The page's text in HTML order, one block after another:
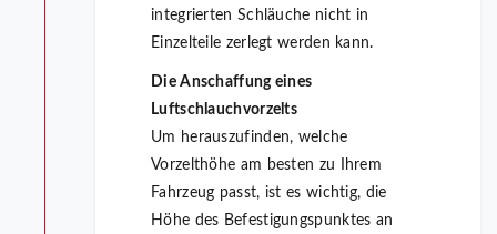
integrierten Schläuche nicht in
Einzelteile zerlegt werden kann.
Die Anschaffung eines
Luftschlauchvorzelts
Um herauszufinden, welche
Vorzelthöhe am besten zu Ihrem
Fahrzeug passt, ist es wichtig, die
Höhe des Befestigungspunktes an